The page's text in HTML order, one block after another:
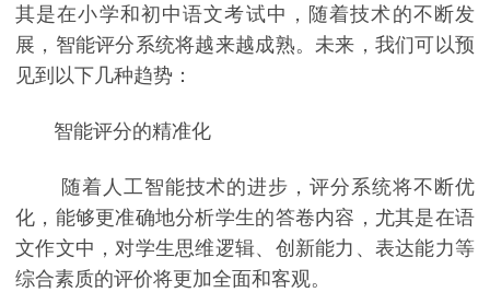
其是在小学和初中语文考试中，随着技术的不断发
展，智能评分系统将越来越成熟。未来，我们可以预
见到以下几种趋势：
智能评分的精准化
随着人工智能技术的进步，评分系统将不断优
化，能够更准确地分析学生的答卷内容，尤其是在语
文作文中，对学生思维逻辑、创新能力、表达能力等
综合素质的评价将更加全面和客观。